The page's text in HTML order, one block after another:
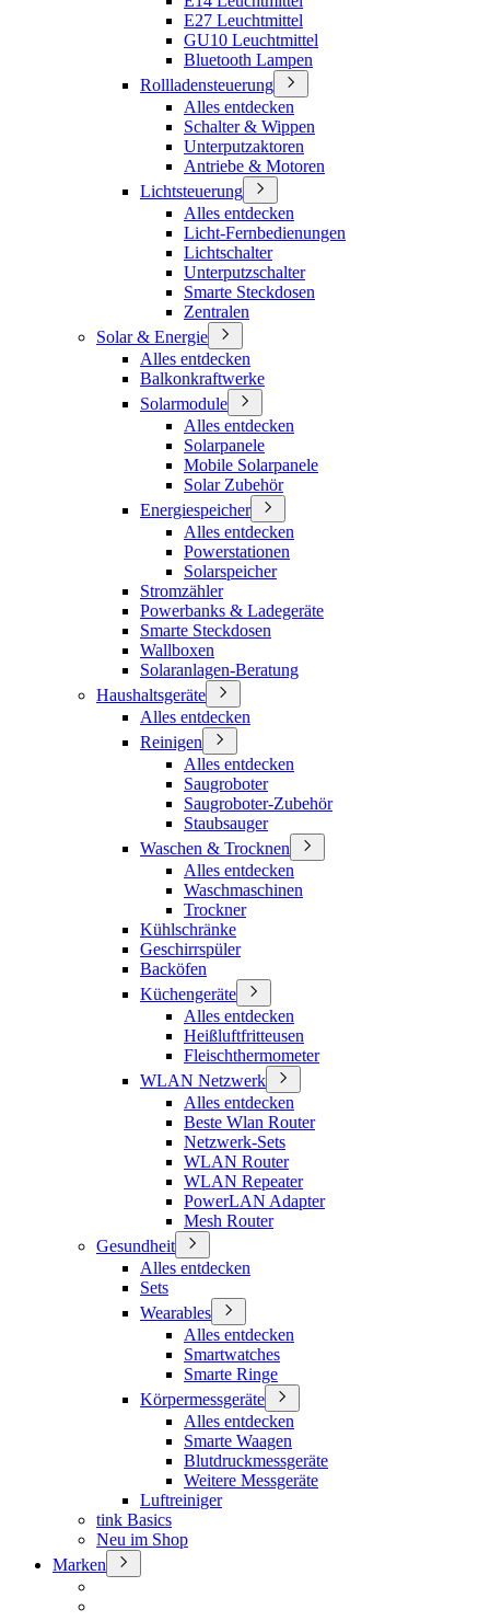
E27 Leuchtmittel
GU10 Leuchtmittel
Bluetooth Lampen
Rollladensteuerung
Alles entdecken
Schalter & Wippen
Unterputzaktoren
Antriebe & Motoren
Lichtsteuerung
Alles entdecken
Licht-Fernbedienungen
Lichtschalter
Unterputzschalter
Smarte Steckdosen
Zentralen
Solar & Energie
Alles entdecken
Balkonkraftwerke
Solarmodule
Alles entdecken
Solarpanele
Mobile Solarpanele
Solar Zubehör
Energiespeicher
Alles entdecken
Powerstationen
Solarspeicher
Stromzähler
Powerbanks & Ladegeräte
Smarte Steckdosen
Wallboxen
Solaranlagen-Beratung
Haushaltsgeräte
Alles entdecken
Reinigen
Alles entdecken
Saugroboter
Saugroboter-Zubehör
Staubsauger
Waschen & Trocknen
Alles entdecken
Waschmaschinen
Trockner
Kühlschränke
Geschirrspüler
Backöfen
Küchengeräte
Alles entdecken
Heißluftfritteusen
Fleischthermometer
WLAN Netzwerk
Alles entdecken
Beste Wlan Router
Netzwerk-Sets
WLAN Router
WLAN Repeater
PowerLAN Adapter
Mesh Router
Gesundheit
Alles entdecken
Sets
Wearables
Alles entdecken
Smartwatches
Smarte Ringe
Körpermessgeräte
Alles entdecken
Smarte Waagen
Blutdruckmessgeräte
Weitere Messgeräte
Luftreiniger
tink Basics
Neu im Shop
Marken